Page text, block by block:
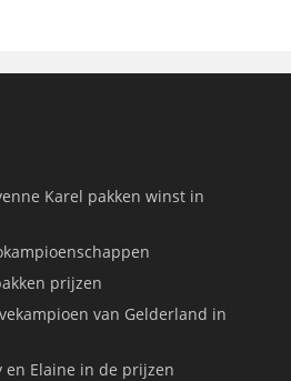
Karel pakken winst in
prijzen
van Gelderland in
en Elaine in de prijzen